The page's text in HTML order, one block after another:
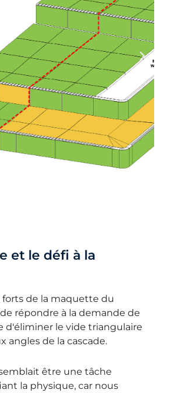
et le défi à la
forts de la maquette du
répondre à la demande de
d'éliminer le vide triangulaire
angles de la cascade.
être une tâche
la physique, car nous